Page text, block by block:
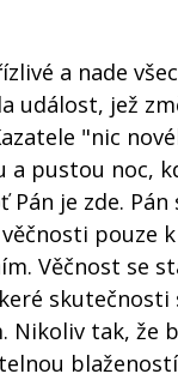
a nade
jež
"nic
a pustou noc,
je zde.
pouze
Věčnost se
Nikoliv tak,